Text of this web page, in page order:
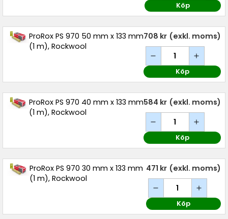
Köp
ProRox PS 970 50 mm x 133 mm
(1 m), Rockwool
708 kr (exkl. moms)
Köp
ProRox PS 970 40 mm x 133 mm
(1 m), Rockwool
584 kr (exkl. moms)
Köp
ProRox PS 970 30 mm x 133 mm
(1 m), Rockwool
471 kr (exkl. moms)
Köp